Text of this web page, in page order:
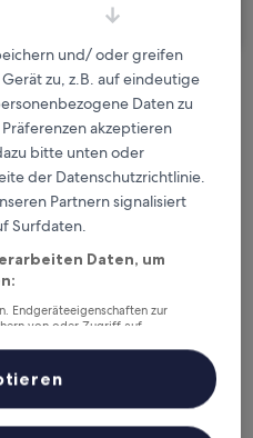
bei
jede
für Mitglieder
diese Daten
Morgen
7. Aug. - 8. Aug.
und/ oder greifen
zu, z.B. auf eindeutige
Daten zu
akzeptieren
bitte unten oder
der Datenschutzrichtlinie.
Partnern signalisiert
Surfdaten.
Daten, um
Endgeräteeigenschaften zur
von oder Zugriff auf
und der Performance von Inhalten,
und Verbesserung von